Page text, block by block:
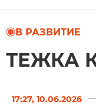
В РАЗВИТИЕ
ТЕЖКА
17:27, 10.06.2026